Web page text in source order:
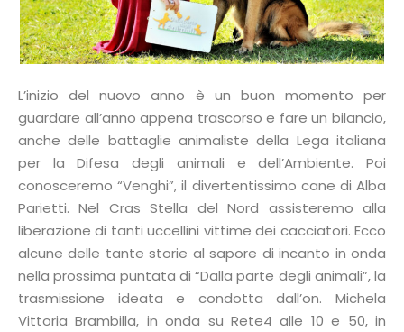
L’inizio del nuovo anno è un buon momento per
guardare all’anno appena trascorso e fare un bilancio,
anche delle battaglie animaliste della Lega italiana
per la Difesa degli animali e dell’Ambiente. Poi
conosceremo “Venghi”, il divertentissimo cane di Alba
Parietti. Nel Cras Stella del Nord assisteremo alla
liberazione di tanti uccellini vittime dei cacciatori. Ecco
alcune delle tante storie al sapore di incanto in onda
nella prossima puntata di “Dalla parte degli animali”, la
trasmissione ideata e condotta dall’on. Michela
Vittoria Brambilla, in onda su Rete4 alle 10 e 50, in